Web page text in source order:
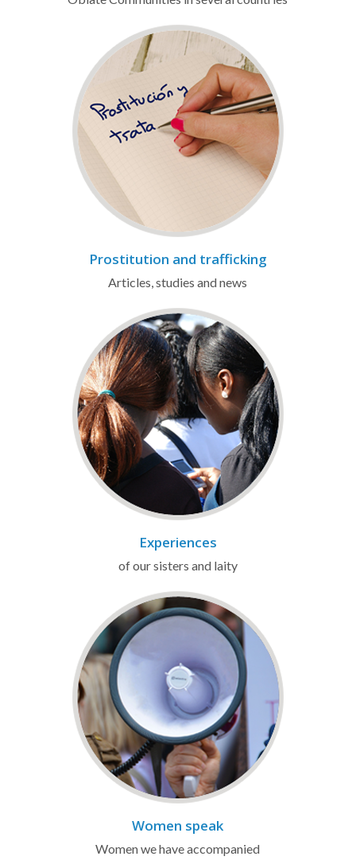
Prostitution and trafficking
Articles, studies and news
Experiences
of our sisters and laity
Women speak
Women we have accompanied